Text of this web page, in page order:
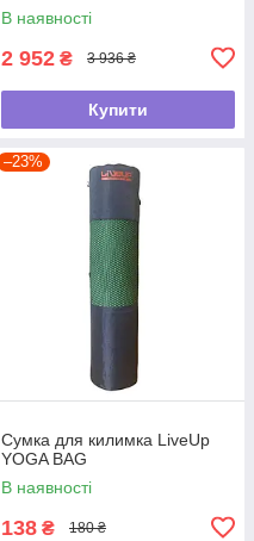
В наявності
2 952 ₴ 3 936 ₴
Купити
–23%
Сумка для килимка LiveUp
YOGA BAG
В наявності
138 ₴ 180 ₴